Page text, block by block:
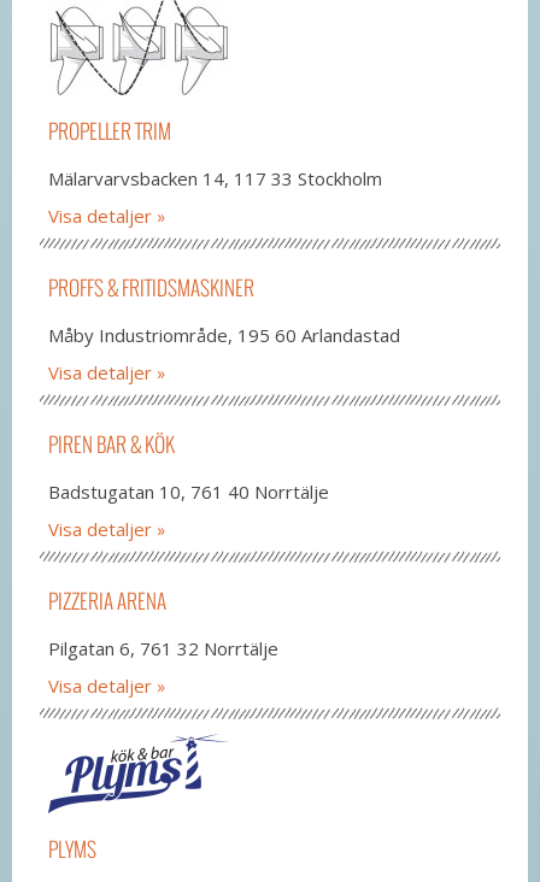
PROPELLER TRIM
Mälarvarvsbacken 14, 117 33 Stockholm
Visa detaljer
PROFFS & FRITIDSMASKINER
Måby Industriområde, 195 60 Arlandastad
Visa detaljer
PIREN BAR & KÖK
Badstugatan 10, 761 40 Norrtälje
Visa detaljer
PIZZERIA ARENA
Pilgatan 6, 761 32 Norrtälje
Visa detaljer
PLYMS